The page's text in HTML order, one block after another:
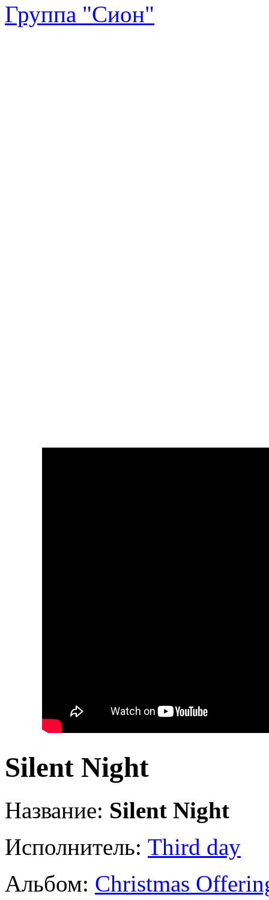
Группа "Сион"
Silent Night
Название: Silent Night
Исполнитель: Third day
Альбом: Christmas